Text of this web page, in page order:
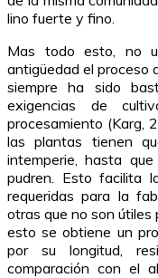
lino fuerte y fino.
Mas todo esto, no
antigüedad el proceso
siempre ha sido
exigencias de
procesamiento (Karg,
las plantas tienen
intemperie, hasta
pudren. Esto facilita
requeridas para la
otras que no son
esto se obtiene un
por su longitud,
comparación con el